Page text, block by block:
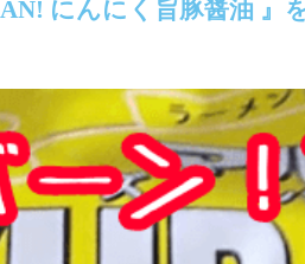
にんにく旨豚醤油 』